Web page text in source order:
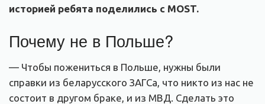
историей ребята поделились с MOST.
Почему не в Польше?
— Чтобы пожениться в Польше, нужны были
справки из беларусского ЗАГСа, что никто из нас не
состоит в другом браке, и из МВД. Сделать это